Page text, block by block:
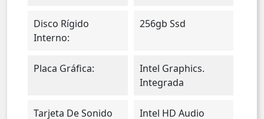
Disco Rígido
Interno:
256gb Ssd
Placa Gráfica:
Intel Graphics.
Integrada
Tarjeta De Sonido
Intel HD Audio